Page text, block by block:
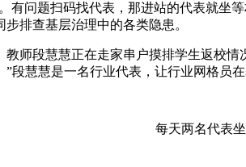
问题扫码找代表，那进站的代表就坐
排查基层治理中的各类隐患。
段慧慧正在走家串户摸排学生返校情
段慧慧是一名行业代表，让行业网格员
每天两名代表